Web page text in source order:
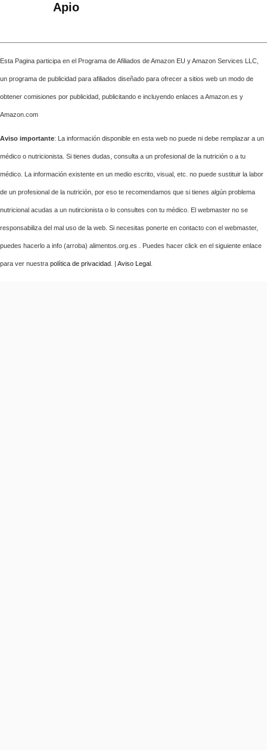
Apio
Esta Pagina participa en el Programa de Afiliados de Amazon EU y Amazon Services LLC,
un programa de publicidad para afiliados diseñado para ofrecer a sitios web un modo de
obtener comisiones por publicidad, publicitando e incluyendo enlaces a Amazon.es y
Amazon.com
Aviso importante: La información disponible en esta web no puede ni debe remplazar a un
médico o nutricionista. Si tienes dudas, consulta a un profesional de la nutrición o a tu
médico. La información existente en un medio escrito, visual, etc. no puede sustituir la labor
de un profesional de la nutrición, por eso te recomendamos que si tienes algún problema
nutricional acudas a un nutircionista o lo consultes con tu médico. El webmaster no se
responsabiliza del mal uso de la web. Si necesitas ponerte en contacto con el webmaster,
puedes hacerlo a info (arroba) alimentos.org.es . Puedes hacer click en el siguiente enlace
para ver nuestra política de privacidad . | Aviso Legal